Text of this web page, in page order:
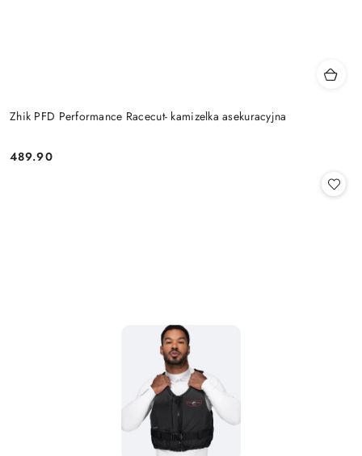
Zhik PFD Performance Racecut- kamizelka asekuracyjna
Cena:
489.90